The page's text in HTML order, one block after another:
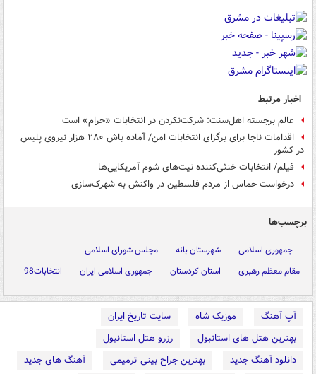
اخبار مرتبط
عالم برجسته اهل‌سنت: شرکت‌نکردن در انتخابات «حرام» است
اقدامات ناجا برای برگزای انتخابات امن/ آماده باش ۲۸۰ هزار نیروی پلیس
در کشور
فیلم/ انتخابات خنثی‌کننده نیت‌های شوم آمریکایی‌ها
درخواست حماس از مردم فلسطین در واکنش به شهرک‌سازی
برچسب‌ها
جمهوری اسلامی شهرستان بانه
مجلس شورای اسلامی
مقام معظم رهبری
استان کردستان جمهوری اسلامی ایران انتخابات98
آپ آهنگ موزیک شاه
سایت تاریخ ایران
بهترین هتل های استانبول
رزرو هتل استانبول
دانلود آهنگ جدید
بهترین جراح بینی ترمیمی
آهنگ های جدید